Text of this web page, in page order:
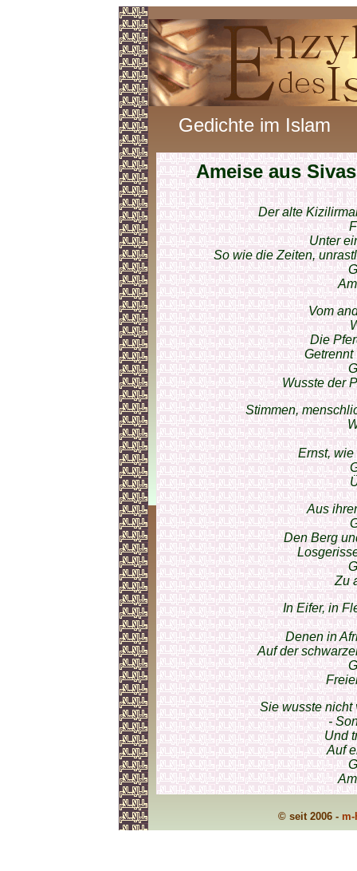
Gedichte im Islam
Ameise aus Sivas
Der alte
Unter
So wie die Zeiten,
Vom
Die
Getrennt
Wusste der
Stimmen,
Ernst,
Aus
Den Berg
Zu
In Eifer, in
Denen in
Auf der
Sie wusste nicht
-
Und
Auf
© seit 2006 -